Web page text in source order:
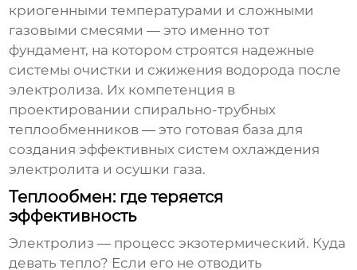
криогенными температурами и сложными
газовыми смесями — это именно тот
фундамент, на котором строятся надежные
системы очистки и сжижения водорода после
электролиза. Их компетенция в
проектировании спирально-трубных
теплообменников — это готовая база для
создания эффективных систем охлаждения
электролита и осушки газа.
Теплообмен: где теряется
эффективность
Электролиз — процесс экзотермический. Куда
девать тепло? Если его не отводить